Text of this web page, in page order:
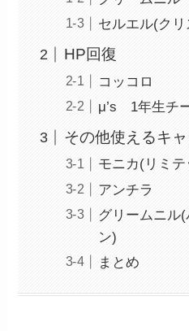
セルエル(ク
HP回復
コッコロ
μ’s 1年生チ
その他使えるキャ
モニカ(リミ
アンチラ
グリームニル
ン)
まとめ